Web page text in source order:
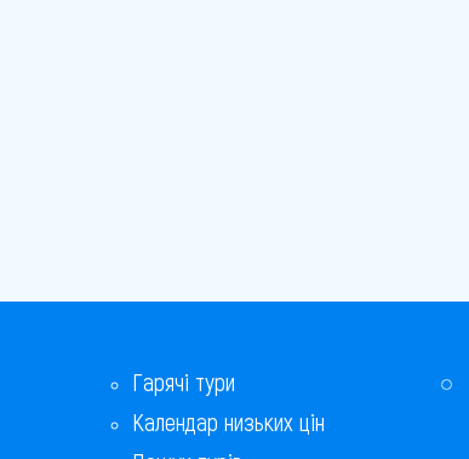
Гарячі тури
Календар низьких цін